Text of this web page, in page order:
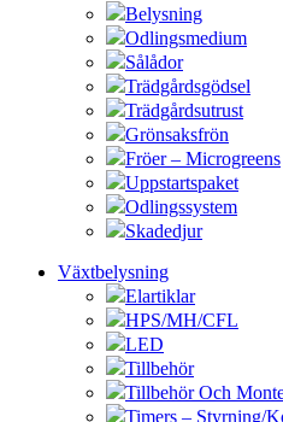
Belysning
Odlingsmedium
Sålådor
Trädgårdsgödsel
Trädgårdsutrust
Grönsaksfrön
Fröer – Microgreens
Uppstartspaket
Odlingssystem
Skadedjur
Växtbelysning
Elartiklar
HPS/MH/CFL
LED
Tillbehör
Tillbehör Och
Timers – Styrning/